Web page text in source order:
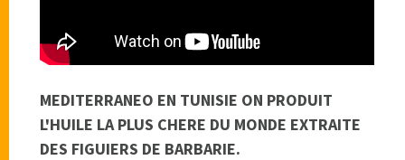
MEDITERRANEO EN TUNISIE ON PRODUIT
L'HUILE LA PLUS CHERE DU MONDE EXTRAITE
DES FIGUIERS DE BARBARIE.